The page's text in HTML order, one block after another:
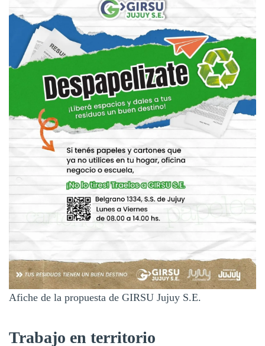
Afiche de la propuesta de GIRSU Jujuy S.E.
Trabajo en territorio